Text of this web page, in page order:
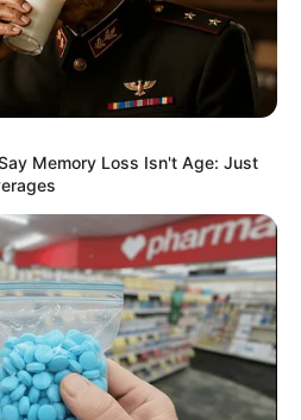
Memory Loss Isn't Age: Just